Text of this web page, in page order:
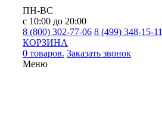
ПН-ВС
с 10:00 до 20:00
8 (800) 302-77-06 8 (499) 348-15-11
КОРЗИНА
0 товаров. Заказать звонок
Меню